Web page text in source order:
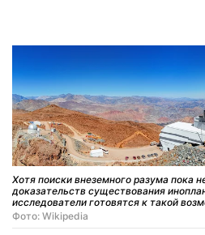
Хотя поиски внеземного разума пока
доказательств существования
исследователи готовятся к такой
Фото: Wikipedia